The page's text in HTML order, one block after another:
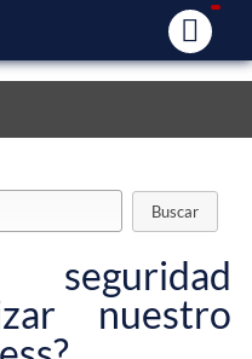
seguridad
nuestro